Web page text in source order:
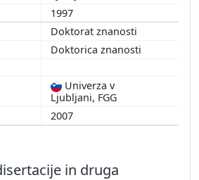
1997
Doktorat znanosti
Doktorica znanosti
Univerza v
Ljubljani, FGG
2007
in druga